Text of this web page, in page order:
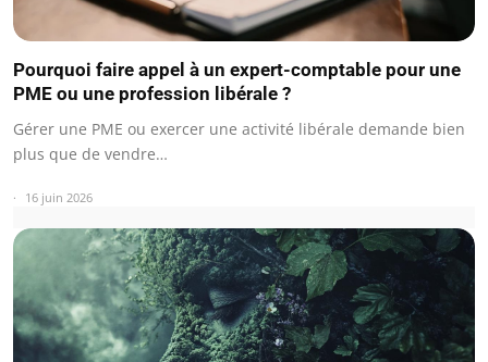
Pourquoi faire appel à un expert-comptable pour une
PME ou une profession libérale ?
Gérer une PME ou exercer une activité libérale demande bien
plus que de vendre…
16 juin 2026